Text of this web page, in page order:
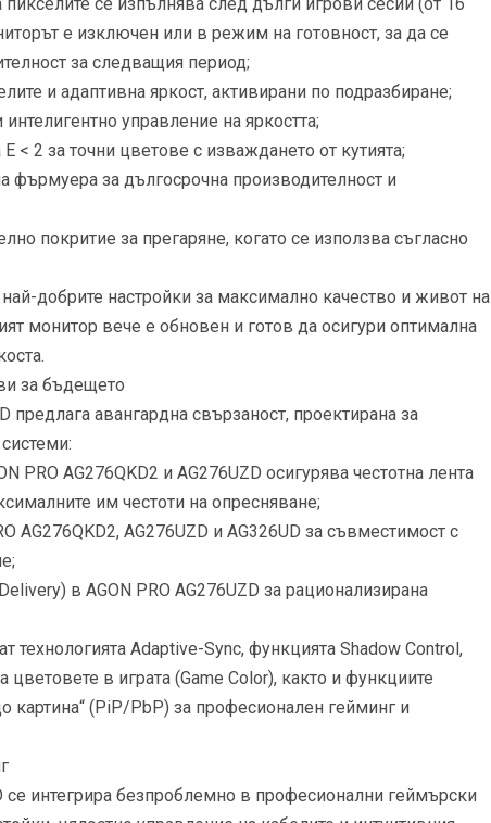
е изключен или в режим на готовност, за да се
за следващия период;
и адаптивна яркост, активирани по подразбиране;
управление на яркостта;
< 2 за точни цветове с изваждането от кутията;
фърмуера за дългосрочна производителност и
покритие за прегаряне, когато се използва съгласно
най-добрите настройки за максимално качество и живот на
монитор вече е обновен и готов да осигури оптимална
за бъдещето
предлага авангардна свързаност, проектирана за
PRO AG276QKD2 и AG276UZD осигурява честотна лента
им честоти на опресняване;
AG276QKD2, AG276UZD и AG326UD за съвместимост с
в AGON PRO AG276UZD за рационализирана
Adaptive-Sync, функцията Shadow Control,
цветовете в играта (Game Color), както и функциите
картина“ (PiP/PbP) за професионален гейминг и
се интегрира безпроблемно в професионални геймърски